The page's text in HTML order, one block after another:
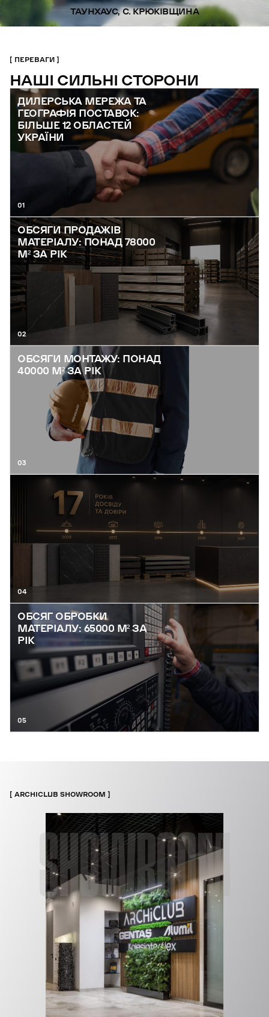
ТАУНХАУС, С. КРЮКІВЩИНА
ПЕРЕВАГИ
НАШІ СИЛЬНІ СТОРОНИ
ДИЛЕРСЬКА МЕРЕЖА ТА
ГЕОГРАФІЯ ПОСТАВОК:
БІЛЬШЕ 12 ОБЛАСТЕЙ
УКРАЇНИ
01
ОБСЯГИ ПРОДАЖІВ
МАТЕРІАЛУ: ПОНАД 78000
М² ЗА РІК
02
ОБСЯГИ МОНТАЖУ: ПОНАД
40000 М² ЗА РІК
03
04
ОБСЯГ ОБРОБКИ
МАТЕРІАЛУ: 65000 М² ЗА
РІК
05
SHOWROOM
ARCHICLUB SHOWROOM